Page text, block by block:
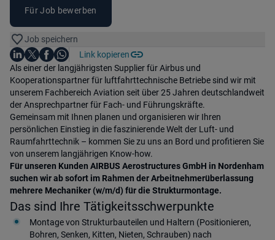
Für Job bewerben
Job speichern
Teile diesen Job
Auf LinkedIn teilen
Auf X teilen
Auf Facebook teilen
Auf WhatsApp teilen
Link kopieren
Einleitung
Als einer der langjährigsten Supplier für Airbus und
Kooperationspartner für luftfahrttechnische Betriebe sind wir mit
unserem Fachbereich Aviation seit über 25 Jahren deutschlandweit
der Ansprechpartner für Fach- und Führungskräfte.
Gemeinsam mit Ihnen planen und organisieren wir Ihren
persönlichen Einstieg in die faszinierende Welt der Luft- und
Raumfahrttechnik – kommen Sie zu uns an Bord und profitieren Sie
von unserem langjährigen Know-how.
Für unseren Kunden AIRBUS Aerostructures GmbH in Nordenham
suchen wir ab sofort im Rahmen der Arbeitnehmerüberlassung
mehrere Mechaniker (w/m/d) für die Strukturmontage.
Das sind Ihre Tätigkeitsschwerpunkte
Montage von Strukturbauteilen und Haltern (Positionieren,
Bohren, Senken, Kitten, Nieten, Schrauben) nach